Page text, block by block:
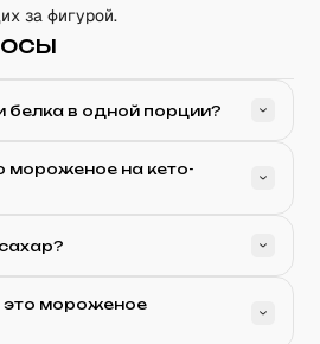
за фигурой.
белка в одной порции?
мороженое на кето-
это мороженое